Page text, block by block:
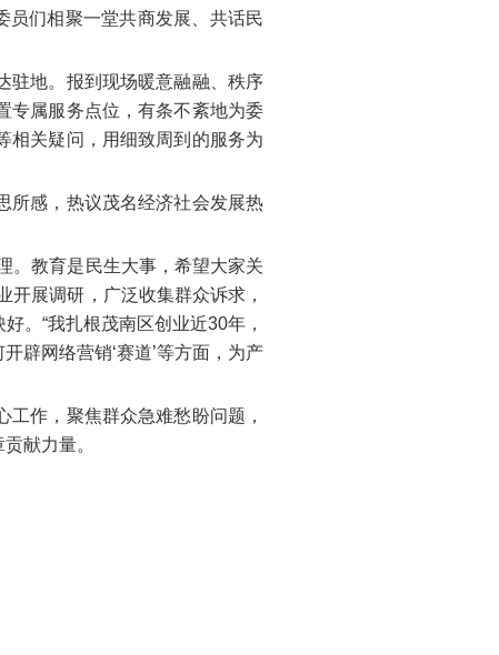
员们相聚一堂共商发展、共话民
驻地。报到现场暖意融融、秩序
专属服务点位，有条不紊地为委
相关疑问，用细致周到的服务为
所感，热议茂名经济社会发展热
。教育是民生大事，希望大家关
展调研，广泛收集群众诉求，
。“我扎根茂南区创业近30年，
辟网络营销‘赛道’等方面，为产
作，聚焦群众急难愁盼问题，
献力量。